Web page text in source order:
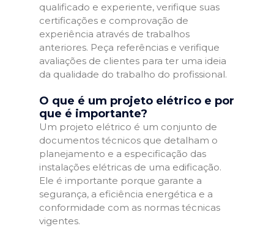
qualificado e experiente, verifique suas
certificações e comprovação de
experiência através de trabalhos
anteriores. Peça referências e verifique
avaliações de clientes para ter uma ideia
da qualidade do trabalho do profissional.
O que é um projeto elétrico e por
que é importante?
Um projeto elétrico é um conjunto de
documentos técnicos que detalham o
planejamento e a especificação das
instalações elétricas de uma edificação.
Ele é importante porque garante a
segurança, a eficiência energética e a
conformidade com as normas técnicas
vigentes.